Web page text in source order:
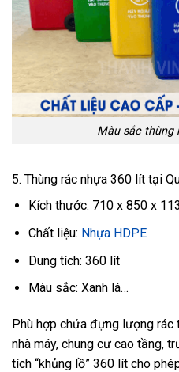
Màu sắc thùng
5. Thùng rác nhựa 360 lít tại
Kích thước: 710 x 850 x
Chất liệu: Nhựa HDPE
Dung tích: 360 lít
Màu sắc: Xanh lá…
Phù hợp chứa đựng lượng rác
nhà máy, chung cư cao tầng,
tích “khủng lồ” 360 lít cho